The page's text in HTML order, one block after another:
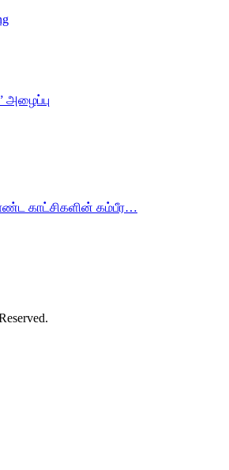
அழைப்பு
காட்சிகளின் கம்பீர…